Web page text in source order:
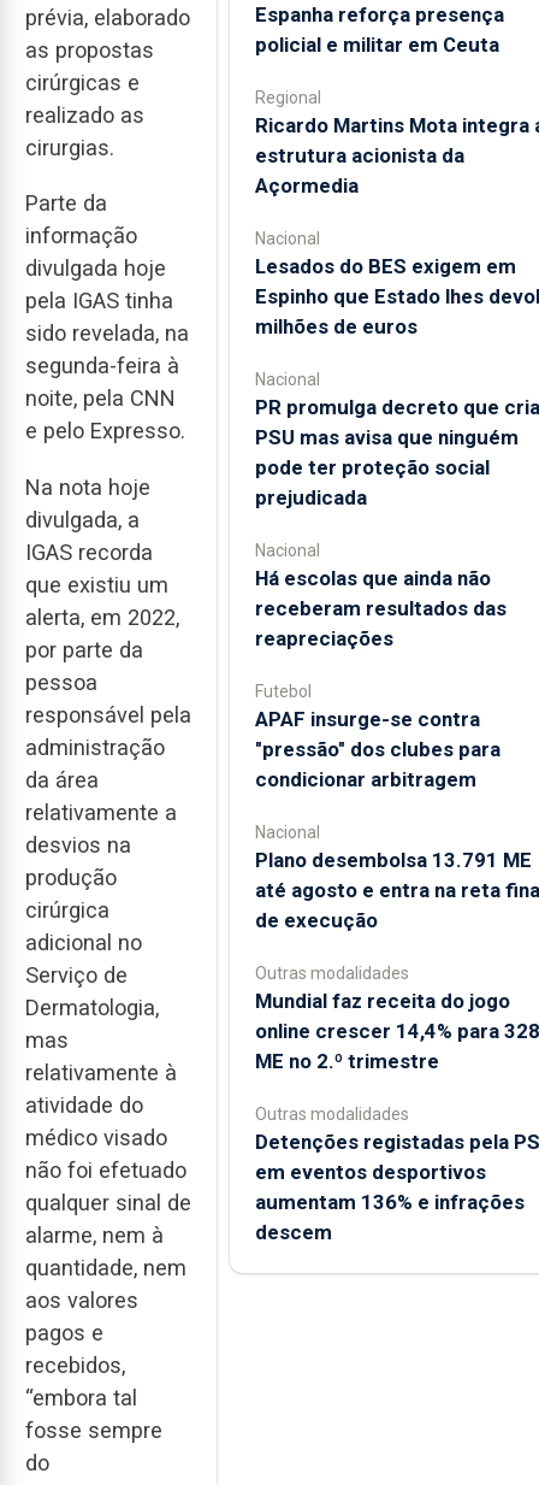
prévia, elaborado
as propostas
cirúrgicas e
realizado as
cirurgias.
Parte da
informação
divulgada hoje
pela IGAS tinha
sido revelada, na
segunda-feira à
noite, pela CNN
e pelo Expresso.
Na nota hoje
divulgada, a
IGAS recorda
que existiu um
alerta, em 2022,
por parte da
pessoa
responsável pela
administração
da área
relativamente a
desvios na
produção
cirúrgica
adicional no
Serviço de
Dermatologia,
mas
relativamente à
atividade do
médico visado
não foi efetuado
qualquer sinal de
alarme, nem à
quantidade, nem
aos valores
pagos e
recebidos,
“embora tal
fosse sempre
do
Espanha reforça presença
policial e militar em Ceuta
Regional
Ricardo Martins Mota integra
estrutura acionista da
Açormedia
Nacional
Lesados do BES exigem em
Espinho que Estado lhes
milhões de euros
Nacional
PR promulga decreto que cria
PSU mas avisa que ninguém
pode ter proteção social
prejudicada
Nacional
Há escolas que ainda não
receberam resultados das
reapreciações
Futebol
APAF insurge-se contra
"pressão" dos clubes para
condicionar arbitragem
Nacional
Plano desembolsa 13.791 ME
até agosto e entra na reta
de execução
Outras modalidades
Mundial faz receita do jogo
online crescer 14,4% para 328
ME no 2.º trimestre
Outras modalidades
Detenções registadas pela
em eventos desportivos
aumentam 136% e infrações
descem